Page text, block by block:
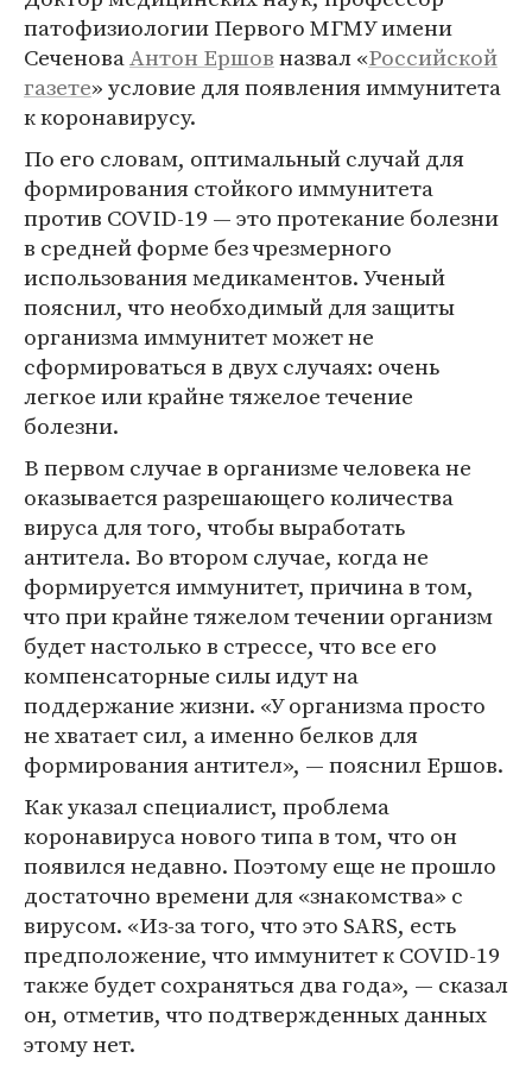
патофизиологии Первого МГМУ имени
СеченоваАнтон Ершовназвал «Российской
газете» условие для появления иммунитета
к коронавирусу.
По его словам, оптимальный случай для
формирования стойкого иммунитета
против COVID-19 — это протекание болезни
в средней форме без чрезмерного
использования медикаментов. Ученый
пояснил, что необходимый для защиты
организма иммунитет может не
сформироваться в двух случаях: очень
легкое или крайне тяжелое течение
болезни.
В первом случае в организме человека не
оказывается разрешающего количества
вируса для того, чтобы выработать
антитела. Во втором случае, когда не
формируется иммунитет, причина в том,
что при крайне тяжелом течении организм
будет настолько в стрессе, что все его
компенсаторные силы идут на
поддержание жизни. «У организма просто
не хватает сил, а именно белков для
формирования антител», — пояснил Ершов.
Как указал специалист, проблема
коронавируса нового типа в том, что он
появился недавно. Поэтому еще не прошло
достаточно времени для «знакомства» с
вирусом. «Из-за того, что это SARS, есть
предположение, что иммунитет к COVID-19
также будет сохраняться два года», — сказал
он, отметив, что подтвержденных данных
этому нет.